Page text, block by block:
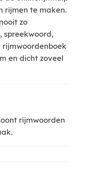
rijmen te maken.
zo
spreekwoord,
en dicht zoveel
rijmwoorden